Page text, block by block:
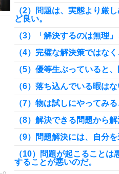
（2）問題は、実態より厳
ど良い。
（3）「解決するのは無理
（4）完璧な解決策ではな
（5）優等生ぶっていると
（6）落ち込んでいる暇はな
（7）物は試しにやってみ
（8）解決できる問題から解
（9）問題解決には、自分
（10）問題が起こること
することが悪いのだ。